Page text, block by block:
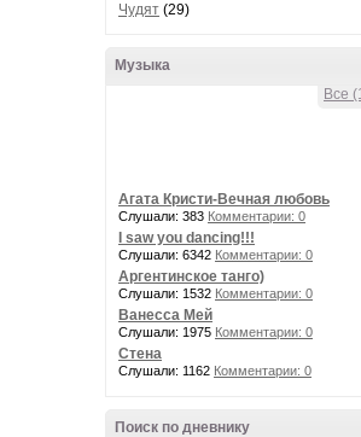
Чудят (29)
Музыка
Все
Агата Кристи-Вечная любовь
Слушали: 383 Комментарии: 0
I saw you dancing!!!
Слушали: 6342 Комментарии: 0
Аргентинское танго)
Слушали: 1532 Комментарии: 0
Ванесса Мей
Слушали: 1975 Комментарии: 0
Стена
Слушали: 1162 Комментарии: 0
Поиск по дневнику